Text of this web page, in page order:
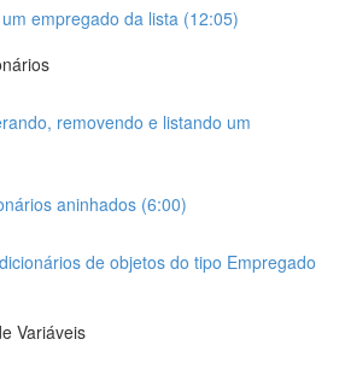
empregado da lista (12:05)
removendo e listando um
aninhados (6:00)
de objetos do tipo Empregado
Variáveis